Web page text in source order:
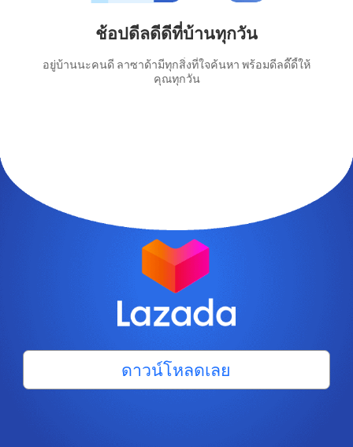
ช้อปดีลดีดีที่บ้านทุกวัน
อยู่บ้านนะคนดี ลาซาด้ามีทุกสิ่งที่ใจค้นหา พร้อมดีลดี๊ดี้ให้
คุณทุกวัน
ดาวน์โหลดเลย